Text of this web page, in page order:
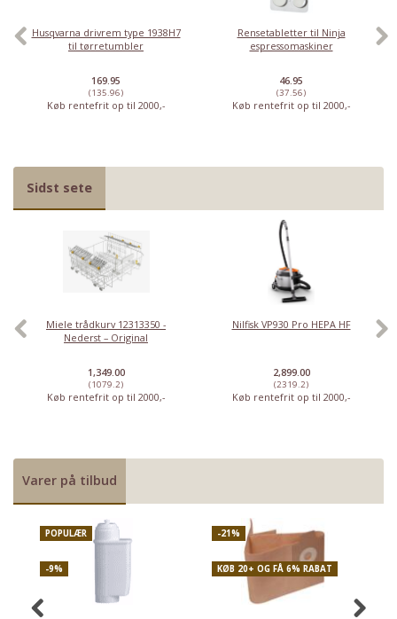
Husqvarna drivrem type 1938H7
til tørretumbler
169.95
(135.96)
Køb rentefrit op til 2000,-
Rensetabletter til Ninja
espressomaskiner
46.95
(37.56)
Køb rentefrit op til 2000,-
Sidst sete
Miele trådkurv 12313350 -
Nederst – Original
1,349.00
(1079.2)
Køb rentefrit op til 2000,-
Nilfisk VP930 Pro HEPA HF
2,899.00
(2319.2)
Køb rentefrit op til 2000,-
Varer på tilbud
POPULÆR
-9%
-21%
KØB 20+ OG FÅ 6% RABAT
Stort udvalg i ventilatorer
Priser fra kun 29,95
Se dem nu